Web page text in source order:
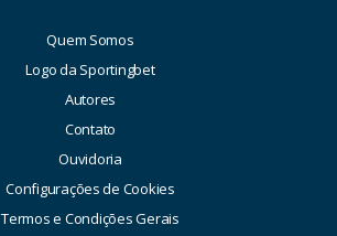
Quem Somos
Logo da Sportingbet
Autores
Contato
Ouvidoria
Configurações de Cookies
Termos e Condições Gerais